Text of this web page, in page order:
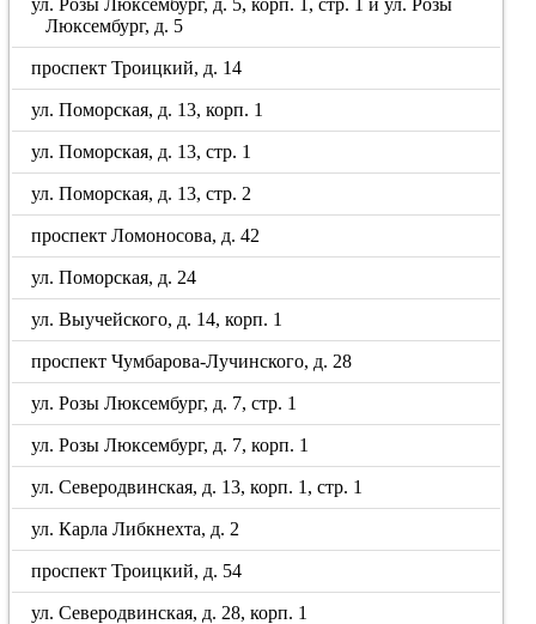
ул. Розы Люксембург, д. 5, корп. 1, стр. 1 и ул. Розы
Люксембург, д. 5
проспект Троицкий, д. 14
ул. Поморская, д. 13, корп. 1
ул. Поморская, д. 13, стр. 1
ул. Поморская, д. 13, стр. 2
проспект Ломоносова, д. 42
ул. Поморская, д. 24
ул. Выучейского, д. 14, корп. 1
проспект Чумбарова-Лучинского, д. 28
ул. Розы Люксембург, д. 7, стр. 1
ул. Розы Люксембург, д. 7, корп. 1
ул. Северодвинская, д. 13, корп. 1, стр. 1
ул. Карла Либкнехта, д. 2
проспект Троицкий, д. 54
ул. Северодвинская, д. 28, корп. 1